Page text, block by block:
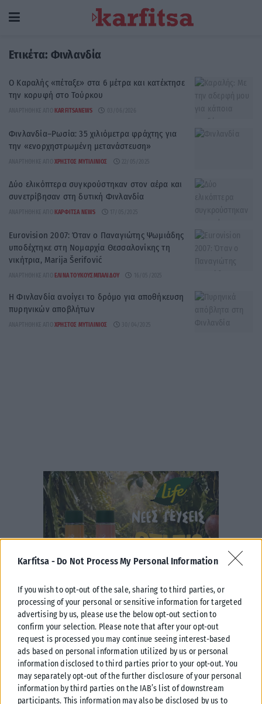
Karfitsa - Do Not Process My Personal Information
If you wish to opt-out of the sale, sharing to third parties, or
processing of your personal or sensitive information for targeted
advertising by us, please use the below opt-out section to
confirm your selection. Please note that after your opt-out
request is processed you may continue seeing interest-based
ads based on personal information utilized by us or personal
information disclosed to third parties prior to your opt-out. You
may separately opt-out of the further disclosure of your personal
information by third parties on the IAB’s list of downstream
participants. This information may also be disclosed by us to
Ετικέτα: Φινλανδία
Ο Καραλής «πέταξε» στα 6 μέτρα και κατέκτησε
την κορυφή στο Τούρκου
ΑΝΑΡΤΉΘΗΚΕ ΑΠΌ KARFITSANEWS
Φινλανδία–Ρωσία: 35 χιλιόμετρα φράχτης για
την «ενορχηστρωμένη μετανάστευση»
ΑΝΑΡΤΉΘΗΚΕ ΑΠΌ ΧΡΉΣΤΟΣ ΜΥΤΙΛΙΝΙΌΣ
Δύο ελικόπτερα συγκρούστηκαν στον αέρα και
συνετρίβησαν στη δυτική Φινλανδία
ΑΝΑΡΤΉΘΗΚΕ ΑΠΌ ΚΑΡΦΙΤΣΑ NEWS
Eurovision 2007: Όταν ο Παναγιώτης Ψωμιάδης
υποδέχτηκε στη Νομαρχία Θεσσαλονίκης τη
νικήτρια, Marija Šerifović
ΑΝΑΡΤΉΘΗΚΕ ΑΠΌ ΕΛΊΝΑ ΤΟΥΚΟΥΣΜΠΑΛΊΔΟΥ
Η Φινλανδία ανοίγει το δρόμο για αποθήκευση
πυρηνικών αποβλήτων
ΑΝΑΡΤΉΘΗΚΕ ΑΠΌ ΧΡΉΣΤΟΣ ΜΥΤΙΛΙΝΙΌΣ